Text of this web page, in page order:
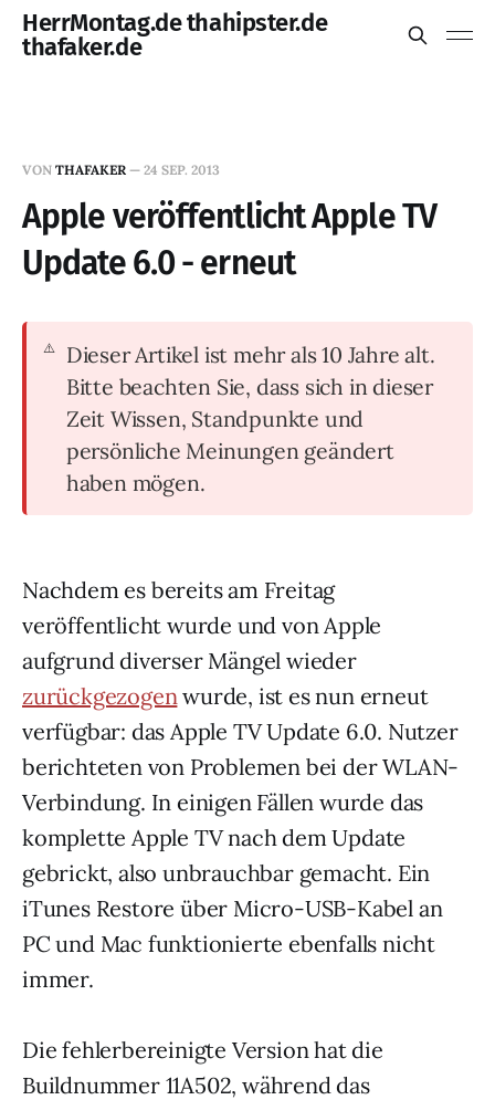
HerrMontag.de thahipster.de
thafaker.de
VON THAFAKER — 24 SEP. 2013
Apple veröffentlicht Apple TV
Update 6.0 - erneut
Dieser Artikel ist mehr als 10 Jahre alt.
Bitte beachten Sie, dass sich in dieser
Zeit Wissen, Standpunkte und
persönliche Meinungen geändert
haben mögen.
Nachdem es bereits am Freitag
veröffentlicht wurde und von Apple
aufgrund diverser Mängel wieder
zurückgezogenwurde, ist es nun erneut
verfügbar: das Apple TV Update 6.0. Nutzer
berichteten von Problemen bei der WLAN-
Verbindung. In einigen Fällen wurde das
komplette Apple TV nach dem Update
gebrickt, also unbrauchbar gemacht. Ein
iTunes Restore über Micro-USB-Kabel an
PC und Mac funktionierte ebenfalls nicht
immer.
Die fehlerbereinigte Version hat die
Buildnummer 11A502, während das